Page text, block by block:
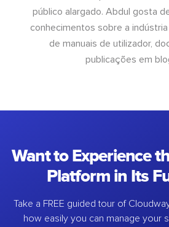
público alargado. Abdul gosta
conhecimentos sobre a
de manuais de utilizador,
publicações em
Want to Experience
Platform in Its
Take a FREE guided tour of
how easily you can manage your